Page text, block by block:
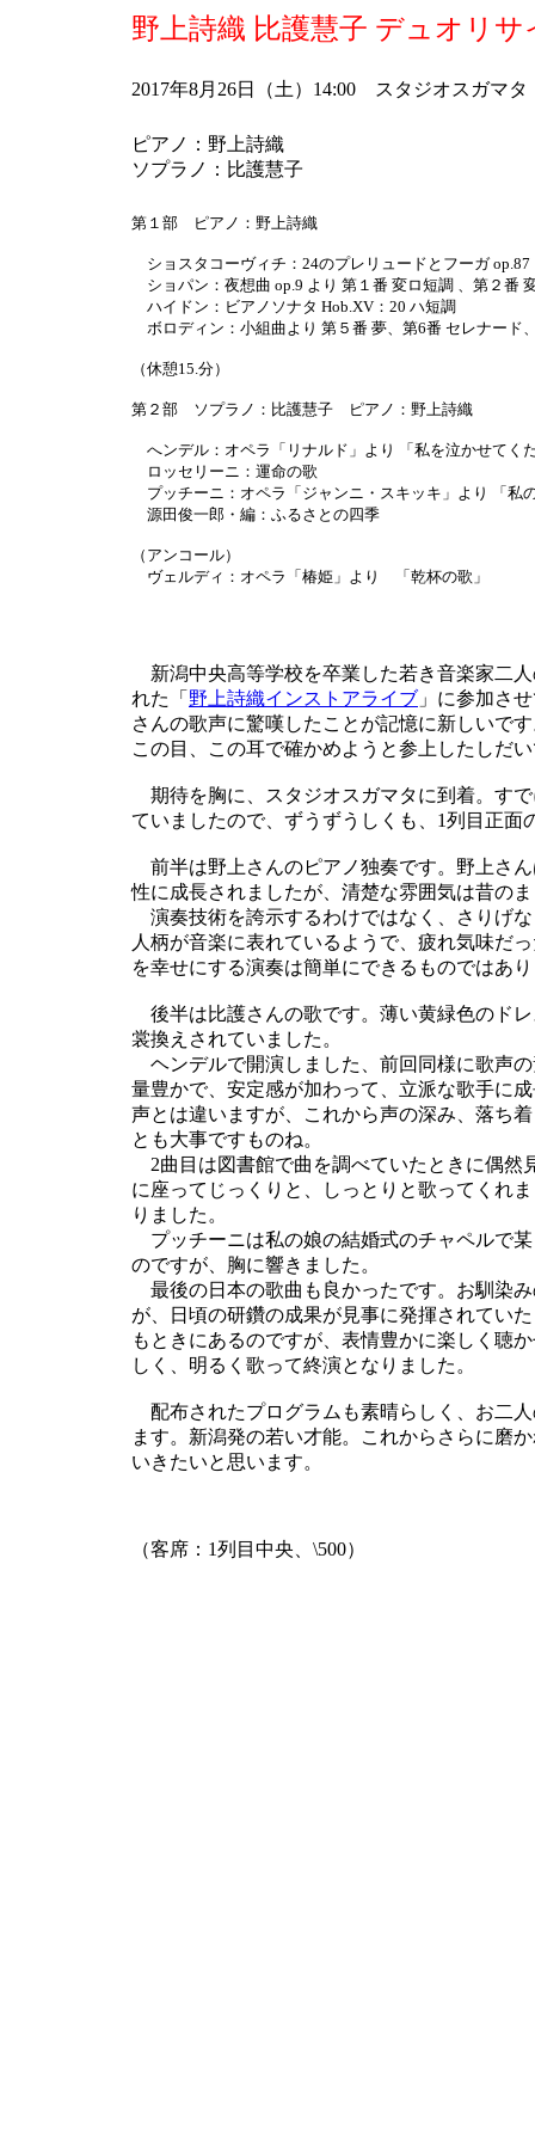
野上詩織 比護慧子 デュオリ
2017年8月26日（土）14:00 スタジオスガマタ
ピアノ：野上詩織
ソプラノ：比護慧子
第１部 ピアノ：野上詩織
ショスタコーヴィチ：24のプレリュードとフーガ op.87
ショパン：夜想曲 op.9 より 第１番 変ロ短調 、第２番
ハイドン：ビアノソナタ Hob.XV：20 ハ短調
ボロディン：小組曲より 第５番 夢、第6番 セレナード
（休憩15.分）
第２部 ソプラノ：比護慧子 ピアノ：野上詩織
へンデル：オペラ「リナルド」より 「私を泣かせてく
ロッセリーニ：運命の歌
プッチーニ：オペラ「ジャンニ・スキッキ」より 「私
源田俊一郎・編：ふるさとの四季
（アンコール）
ヴェルディ：オペラ「椿姫」より 「乾杯の歌」
新潟中央高等学校を卒業した若き音楽家二
れた「 野上詩織インストアライブ 」に参加さ
さんの歌声に驚嘆したことが記憶に新しいで
この目、この耳で確かめようと参上したしだ
期待を胸に、スタジオスガマタに到着。す
ていましたので、ずうずうしくも、1列目正
前半は野上さんのピアノ独奏です。野上さ
性に成長されましたが、清楚な雰囲気は昔の
演奏技術を誇示するわけではなく、さりげ
人柄が音楽に表れているようで、疲れ気味だ
を幸せにする演奏は簡単にできるものではあ
後半は比護さんの歌です。薄い黄緑色のド
裳換えされていました。
ヘンデルで開演しました、前回同様に歌声
量豊かで、安定感が加わって、立派な歌手に
声とは違いますが、これから声の深み、落ち
とも大事ですものね。
2曲目は図書館で曲を調べていたときに偶然
に座ってじっくりと、しっとりと歌ってくれ
りました。
プッチーニは私の娘の結婚式のチャペルで
のですが、胸に響きました。
最後の日本の歌曲も良かったです。お馴染
が、日頃の研鑽の成果が見事に発揮されてい
もときにあるのですが、表情豊かに楽しく聴
しく、明るく歌って終演となりました。
配布されたプログラムも素晴らしく、お二
ます。新潟発の若い才能。これからさらに磨
いきたいと思います。
（客席：1列目中央、\500）